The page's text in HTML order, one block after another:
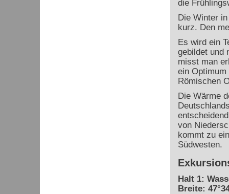
die
Die Winter
kurz. Den
Es wird ein
gebildet und
misst man
ein
Römischen
Die Wärme
von
kommt zu
Südwesten.
Halt 1:
Breite: